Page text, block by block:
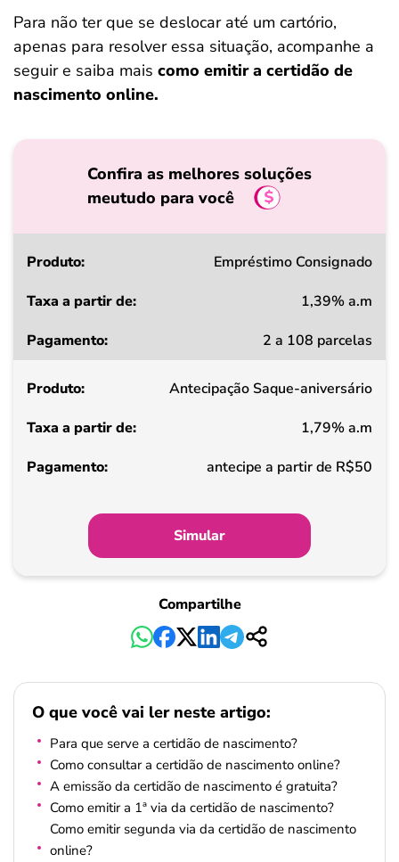
Para não ter que se deslocar até um cartório,
apenas para resolver essa situação, acompanhe a
seguir e saiba mais como emitir a certidão de
nascimento online.
Confira as melhores soluções
meutudo para você
Produto
a
de
Pagamento
Empréstimo Consignado
1,39% a.m
2 a 108 parcelas
Antecipação Saque-aniversário
1,79% a.m
antecipe a partir de R$50
Simular
Compartilhe
O que você vai ler neste artigo:
Para que serve a certidão de nascimento?
Como consultar a certidão de nascimento online?
A emissão da certidão de nascimento é gratuita?
Como emitir a 1ª via da certidão de nascimento?
Como emitir segunda via da certidão de nascimento
online?